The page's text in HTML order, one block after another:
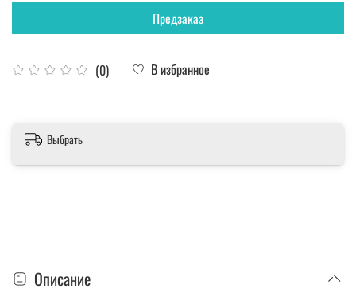
(0) В избранное
Предзаказ
Выбрать
Описание